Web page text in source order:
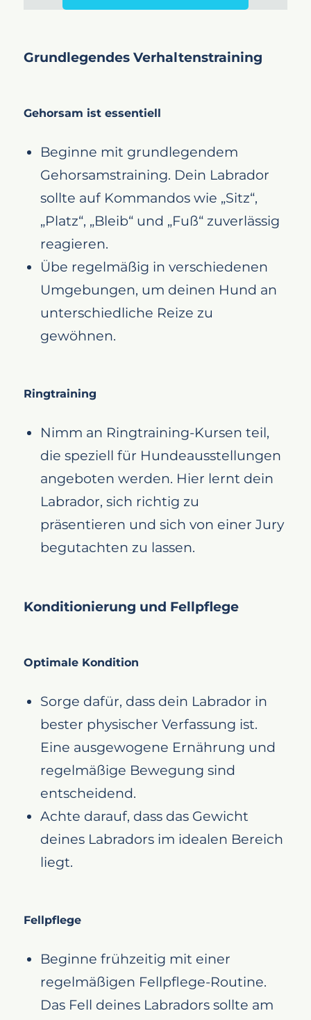
Grundlegendes Verhaltenstraining
Gehorsam ist essentiell
Beginne mit grundlegendem
Gehorsamstraining. Dein Labrador
sollte auf Kommandos wie „Sitz“,
„Platz“, „Bleib“ und „Fuß“ zuverlässig
reagieren.
Übe regelmäßig in verschiedenen
Umgebungen, um deinen Hund an
unterschiedliche Reize zu
gewöhnen.
Ringtraining
Nimm an Ringtraining-Kursen teil,
die speziell für Hundeausstellungen
angeboten werden. Hier lernt dein
Labrador, sich richtig zu
präsentieren und sich von einer Jury
begutachten zu lassen.
Konditionierung und Fellpflege
Optimale Kondition
Sorge dafür, dass dein Labrador in
bester physischer Verfassung ist.
Eine ausgewogene Ernährung und
regelmäßige Bewegung sind
entscheidend.
Achte darauf, dass das Gewicht
deines Labradors im idealen Bereich
liegt.
Fellpflege
Beginne frühzeitig mit einer
regelmäßigen Fellpflege-Routine.
Das Fell deines Labradors sollte am